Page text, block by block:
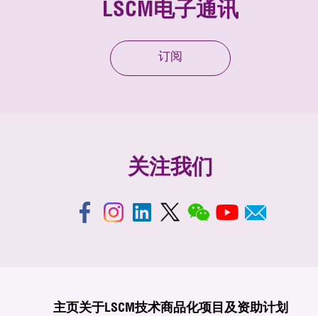
LSCM电子通讯
订阅
关注我们
主页关于LSCM技术商品化项目及资助计划